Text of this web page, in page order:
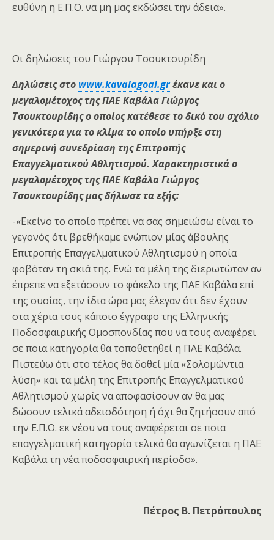
ευθύνη η Ε.Π.Ο. να μη μας εκδώσει την άδεια».
Οι δηλώσεις του Γιώργου Τσουκτουρίδη
Δηλώσεις στο www.kavalagoal.grέκανε και ο
μεγαλομέτοχος της ΠΑΕ Καβάλα Γιώργος
Τσουκτουρίδης ο οποίος κατέθεσε το δικό του σχόλιο
γενικότερα για το κλίμα το οποίο υπήρξε στη
σημερινή συνεδρίαση της Επιτροπής
Επαγγελματικού Αθλητισμού. Χαρακτηριστικά ο
μεγαλομέτοχος της ΠΑΕ Καβάλα Γιώργος
Τσουκτουρίδης μας δήλωσε τα εξής:
-«Εκείνο το οποίο πρέπει να σας σημειώσω είναι το
γεγονός ότι βρεθήκαμε ενώπιον μίας άβουλης
Επιτροπής Επαγγελματικού Αθλητισμού η οποία
φοβόταν τη σκιά της. Ενώ τα μέλη της διερωτώταν αν
έπρεπε να εξετάσουν το φάκελο της ΠΑΕ Καβάλα επί
της ουσίας, την ίδια ώρα μας έλεγαν ότι δεν έχουν
στα χέρια τους κάποιο έγγραφο της Ελληνικής
Ποδοσφαιρικής Ομοσπονδίας που να τους αναφέρει
σε ποια κατηγορία θα τοποθετηθεί η ΠΑΕ Καβάλα.
Πιστεύω ότι στο τέλος θα δοθεί μία «Σολομώντια
λύση» και τα μέλη της Επιτροπής Επαγγελματικού
Αθλητισμού χωρίς να αποφασίσουν αν θα μας
δώσουν τελικά αδειοδότηση ή όχι θα ζητήσουν από
την Ε.Π.Ο. εκ νέου να τους αναφέρεται σε ποια
επαγγελματική κατηγορία τελικά θα αγωνίζεται η ΠΑΕ
Καβάλα τη νέα ποδοσφαιρική περίοδο».
Πέτρος Β. Πετρόπουλος